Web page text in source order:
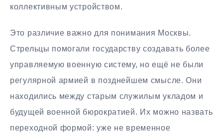
коллективным устройством.
Это различие важно для понимания Москвы.
Стрельцы помогали государству создавать более
управляемую военную систему, но ещё не были
регулярной армией в позднейшем смысле. Они
находились между старым служилым укладом и
будущей военной бюрократией. Их можно назвать
переходной формой: уже не временное